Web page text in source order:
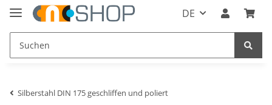
DE
Silberstahl DIN 175 geschliffen und poliert